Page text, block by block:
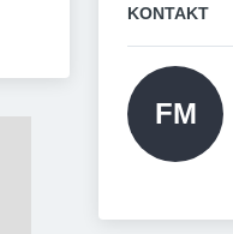
KONTAKT
FM